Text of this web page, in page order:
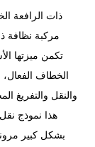
مركبة نظافة
الخطاف الفعال،
والنقل والتفريغ
هذا نموذج
بشكل كبير